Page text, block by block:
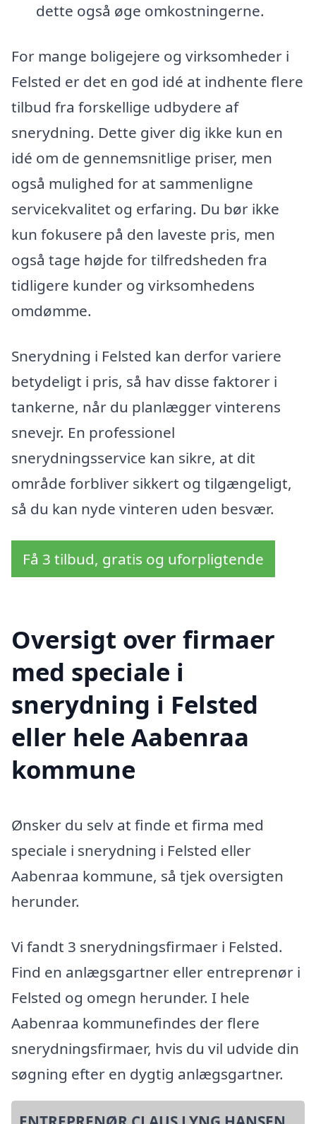
dette også øge omkostningerne.
For mange boligejere og virksomheder i
Felsted er det en god idé at indhente flere
tilbud fra forskellige udbydere af
snerydning. Dette giver dig ikke kun en
idé om de gennemsnitlige priser, men
også mulighed for at sammenligne
servicekvalitet og erfaring. Du bør ikke
kun fokusere på den laveste pris, men
også tage højde for tilfredsheden fra
tidligere kunder og virksomhedens
omdømme.
Snerydning i Felsted kan derfor variere
betydeligt i pris, så hav disse faktorer i
tankerne, når du planlægger vinterens
snevejr. En professionel
snerydningsservice kan sikre, at dit
område forbliver sikkert og tilgængeligt,
så du kan nyde vinteren uden besvær.
Få 3 tilbud, gratis og uforpligtende
Oversigt over firmaer
med speciale i
snerydning i Felsted
eller hele Aabenraa
kommune
Ønsker du selv at finde et firma med
speciale i snerydning i Felsted eller
Aabenraa kommune, så tjek oversigten
herunder.
Vi fandt 3 snerydningsfirmaer i Felsted.
Find en anlægsgartner eller entreprenør i
Felsted og omegn herunder. I hele
Aabenraa kommunefindes der flere
snerydningsfirmaer, hvis du vil udvide din
søgning efter en dygtig anlægsgartner.